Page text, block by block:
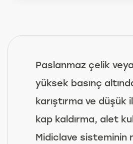
Paslanmaz çelik
yüksek basınç
karıştırma ve düşük
kap kaldırma, alet
Midiclave sisteminin